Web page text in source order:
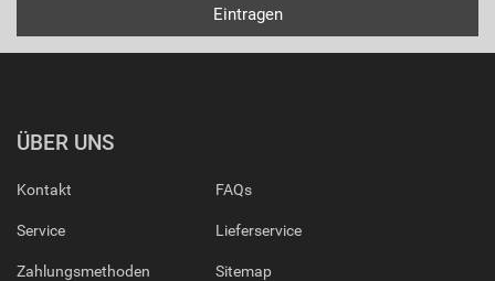
ÜBER UNS
Kontakt
Service
Zahlungsmethoden
FAQs
Lieferservice
Sitemap